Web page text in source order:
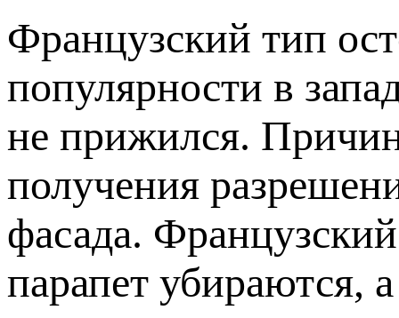
Французский тип
популярности в
не прижился.
получения
фасада.
парапет убираются,